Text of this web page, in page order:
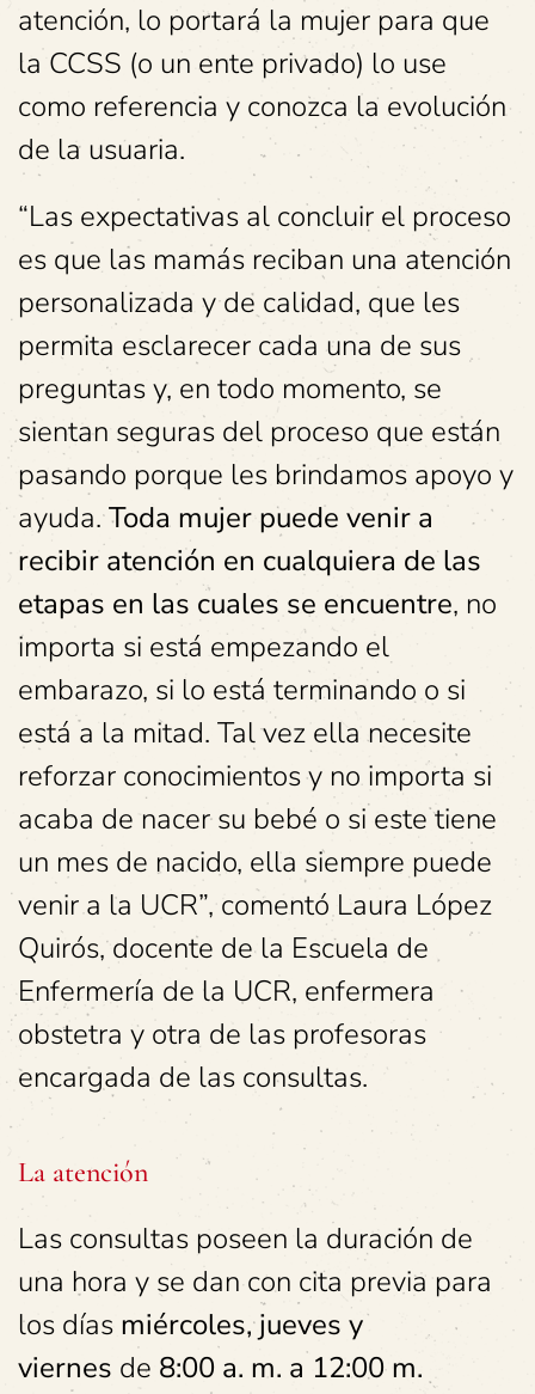
atención, lo portará la mujer para que
la CCSS (o un ente privado) lo use
como referencia y conozca la evolución
de la usuaria.
“Las expectativas al concluir el proceso
es que las mamás reciban una atención
personalizada y de calidad, que les
permita esclarecer cada una de sus
preguntas y, en todo momento, se
sientan seguras del proceso que están
pasando porque les brindamos apoyo y
ayuda.Toda mujer puede venir a
recibir atención en cualquiera de las
etapas en las cuales se encuentre, no
importa si está empezando el
embarazo, si lo está terminando o si
está a la mitad. Tal vez ella necesite
reforzar conocimientos y no importa si
acaba de nacer su bebé o si este tiene
un mes de nacido, ella siempre puede
venir a la UCR”, comentó Laura López
Quirós, docente de la Escuela de
Enfermería de la UCR, enfermera
obstetra y otra de las profesoras
encargada de las consultas.
La atención
Las consultas poseen la duración de
una hora y se dan con cita previa para
los días miércoles, jueves y
viernes de 8:00 a. m. a 12:00 m.